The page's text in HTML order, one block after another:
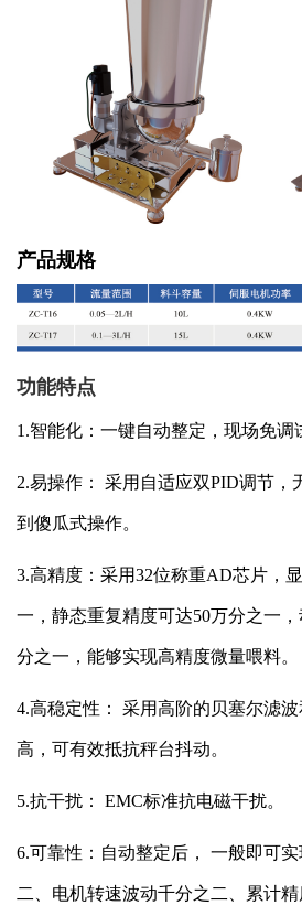
产品规格
功能特点
1.智能化：一键自动整定，现场免调
2.易操作： 采用自适应双PID调节，
到傻瓜式操作。
3.高精度：采用32位称重AD芯片，
一，静态重复精度可达50万分之一
分之一，能够实现高精度微量喂料。
4.高稳定性： 采用高阶的贝塞尔滤
高，可有效抵抗秤台抖动。
5.抗干扰： EMC标准抗电磁干扰。
6.可靠性：自动整定后， 一般即可
二、电机转速波动千分之二、累计精